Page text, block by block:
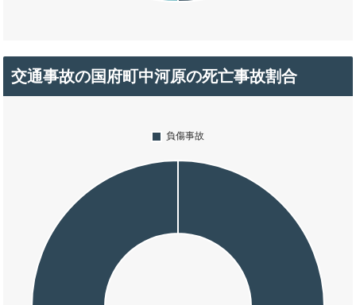
交通事故の国府町中河原の死亡事故割合